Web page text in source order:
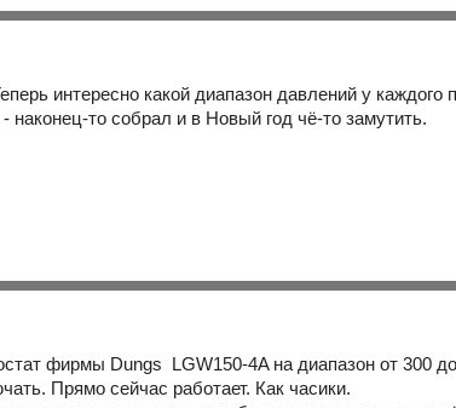
интересно какой диапазон давлений у каждого
наконец-то собрал и в Новый год чё-то замутить.
фирмы Dungs LGW150-4A на диапазон от 300
Прямо сейчас работает. Как часики.